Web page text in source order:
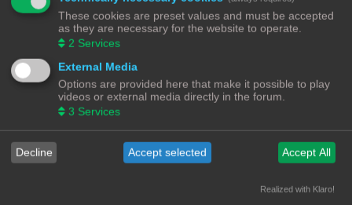
website www.phpbb.nl
. De phpBB-software maakt internetgebaseerde
discussies mogelijk. phpBB Limited is niet verantwoordelijk voor wat wordt
toegestaan of juist geweigerd als toelaatbare inhoud en/of gedrag. Meer
informatie over phpBB kun je vinden op
Nederlandstalige website
Je verklaart geen berichten te plaatsen die kwetsend, obsceen, vulgair,
lasterlijk, haatdragend, dreigend, seksueel georiënteerd of enig ander
materiaal bevat die de wetten van je eigen land, het land waar “3D Print
van dergelijke berichten kan ertoe leiden dat je met onmiddellijke ingang en
permanent wordt verbannen van dit forum. Tevens kan je provider worden
ingelicht. De IP-adressen van alle berichten worden opgeslagen om deze
Forum” het recht heeft om ieder onderwerp te verwijderen, te wijzigen, te
These cookies are preset values and must be accepted
as they are necessary for the website to operate.
2 Services
External Media
Options are provided here that make it possible to play
videos or external media directly in the forum.
3 Services
Decline Accept selected Accept All
Realized with Klaro!